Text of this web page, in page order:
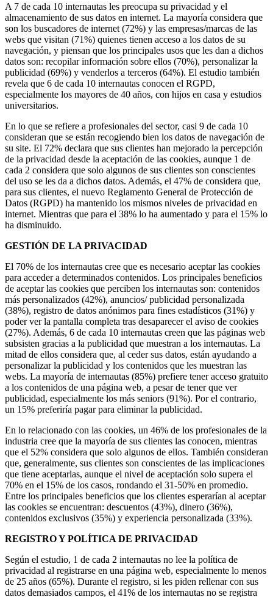
A 7 de cada 10 internautas les preocupa su privacidad y el
almacenamiento de sus datos en internet. La mayoría considera que
son los buscadores de internet (72%) y las empresas/marcas de las
webs que visitan (71%) quienes tienen acceso a los datos de su
navegación, y piensan que los principales usos que les dan a dichos
datos son: recopilar información sobre ellos (70%), personalizar la
publicidad (69%) y venderlos a terceros (64%). El estudio también
revela que 6 de cada 10 internautas conocen el RGPD,
especialmente los mayores de 40 años, con hijos en casa y estudios
universitarios.
En lo que se refiere a profesionales del sector, casi 9 de cada 10
consideran que se están recogiendo bien los datos de navegación de
su site. El 72% declara que sus clientes han mejorado la percepción
de la privacidad desde la aceptación de las cookies, aunque 1 de
cada 2 considera que solo algunos de sus clientes son conscientes
del uso se les da a dichos datos. Además, el 47% de considera que,
para sus clientes, el nuevo Reglamento General de Protección de
Datos (RGPD) ha mantenido los mismos niveles de privacidad en
internet. Mientras que para el 38% lo ha aumentado y para el 15% lo
ha disminuido.
GESTIÓN DE LA PRIVACIDAD
El 70% de los internautas cree que es necesario aceptar las cookies
para acceder a determinados contenidos. Los principales beneficios
de aceptar las cookies que perciben los internautas son: contenidos
más personalizados (42%), anuncios/ publicidad personalizada
(38%), registro de datos anónimos para fines estadísticos (31%) y
poder ver la pantalla completa tras desaparecer el aviso de cookies
(27%). Además, 6 de cada 10 internautas creen que las páginas web
subsisten gracias a la publicidad que muestran a los internautas. La
mitad de ellos considera que, al ceder sus datos, están ayudando a
personalizar la publicidad y los contenidos que les muestran las
webs. La mayoría de internautas (85%) prefiere tener acceso gratuito
a los contenidos de una página web, a pesar de tener que ver
publicidad, especialmente los más seniors (91%). Por el contrario,
un 15% preferiría pagar para eliminar la publicidad.
En lo relacionado con las cookies, un 46% de los profesionales de la
industria cree que la mayoría de sus clientes las conocen, mientras
que el 52% considera que solo algunos de ellos. También consideran
que, generalmente, sus clientes son conscientes de las implicaciones
que tiene aceptarlas, aunque el nivel de aceptación solo supera el
70% en el 15% de los casos, rondando el 31-50% en promedio.
Entre los principales beneficios que los clientes esperarían al aceptar
las cookies se encuentran: descuentos (43%), dinero (36%),
contenidos exclusivos (35%) y experiencia personalizada (33%).
REGISTRO Y POLÍTICA DE PRIVACIDAD
Según el estudio, 1 de cada 2 internautas no lee la política de
privacidad al registrarse en una página web, especialmente lo menos
de 25 años (65%). Durante el registro, si les piden rellenar con sus
datos demasiados campos, el 41% de los internautas no se registra